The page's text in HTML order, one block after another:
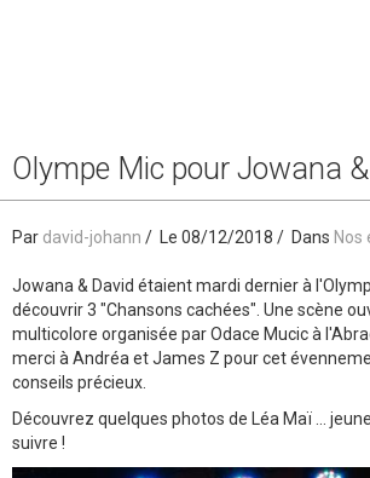
Olympe Mic pour Jowana
Par david-johann Le 08/12/2018 Dans Nos
Jowana & David étaient mardi dernier à
découvrir 3 "Chansons cachées". Une scène
multicolore organisée par Odace Mucic à
merci à Andréa et James Z pour cet
conseils précieux.
Découvrez quelques photos de Léa Maï ...
suivre !